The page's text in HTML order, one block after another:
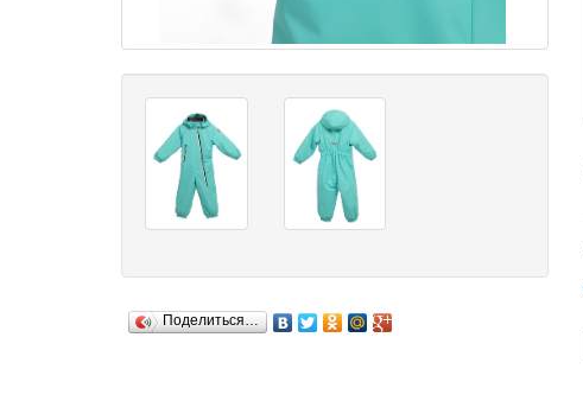
Поделиться…